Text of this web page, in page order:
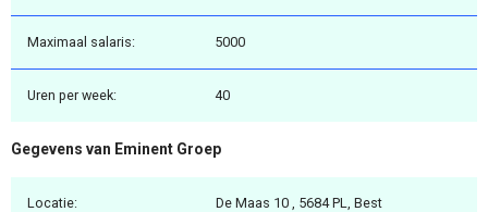
Maximaal salaris: 5000
Uren per week: 40
Gegevens van Eminent Groep
Locatie: De Maas 10 , 5684 PL, Best